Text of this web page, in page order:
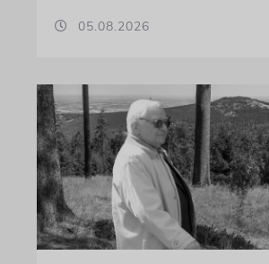
05.08.2026